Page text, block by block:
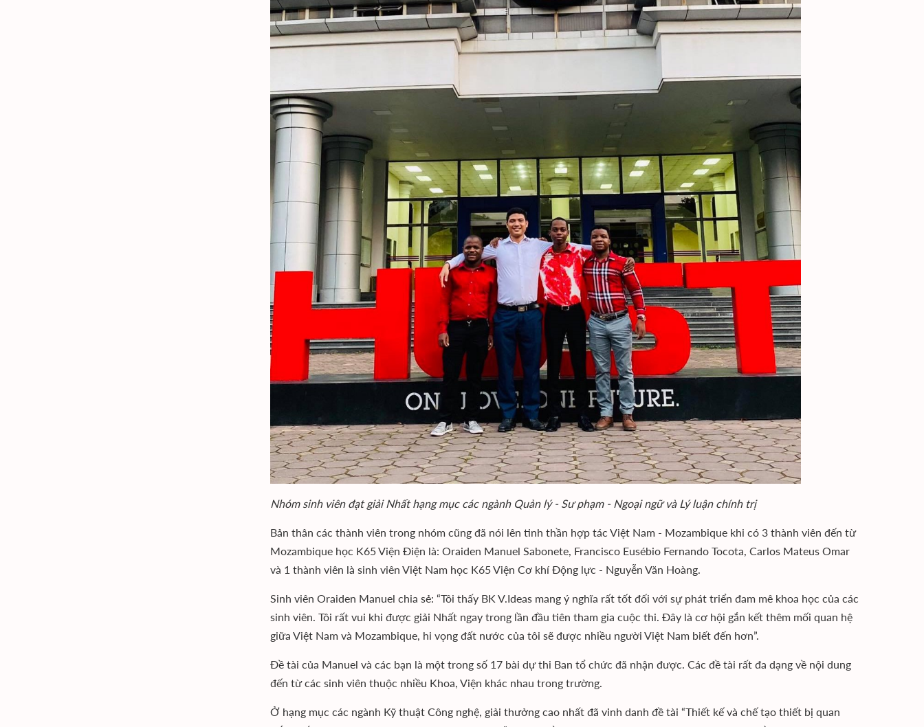
Nhóm sinh viên đạt giải Nhất hạng mục các ngành Quản lý - Sư phạm - Ngoại ngữ và Lý luận chính trị
Bản thân các thành viên trong nhóm cũng đã nói lên tinh thần hợp tác Việt Nam - Mozambique khi có 3 thành viên đến từ
Mozambique học K65 Viện Điện là: Oraiden Manuel Sabonete, Francisco Eusébio Fernando Tocota, Carlos Mateus Omar
và 1 thành viên là sinh viên Việt Nam học K65 Viện Cơ khí Động lực - Nguyễn Văn Hoàng.
Sinh viên Oraiden Manuel chia sẻ: “Tôi thấy BK V.Ideas mang ý nghĩa rất tốt đối với sự phát triển đam mê khoa học của các
sinh viên. Tôi rất vui khi được giải Nhất ngay trong lần đầu tiên tham gia cuộc thi. Đây là cơ hội gắn kết thêm mối quan hệ
giữa Việt Nam và Mozambique, hi vọng đất nước của tôi sẽ được nhiều người Việt Nam biết đến hơn”.
Đề tài của Manuel và các bạn là một trong số 17 bài dự thi Ban tổ chức đã nhận được. Các đề tài rất đa dạng về nội dung
đến từ các sinh viên thuộc nhiều Khoa, Viện khác nhau trong trường.
Ở hạng mục các ngành Kỹ thuật Công nghệ, giải thưởng cao nhất đã vinh danh đề tài “Thiết kế và chế tạo thiết bị quan